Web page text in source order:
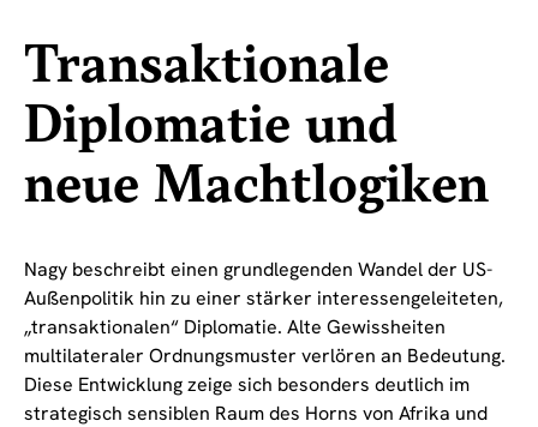
Transaktionale
Diplomatie und
neue Machtlogiken
Nagy beschreibt einen grundlegenden Wandel der US-
Außenpolitik hin zu einer stärker interessengeleiteten,
„transaktionalen“ Diplomatie. Alte Gewissheiten
multilateraler Ordnungsmuster verlören an Bedeutung.
Diese Entwicklung zeige sich besonders deutlich im
strategisch sensiblen Raum des Horns von Afrika und